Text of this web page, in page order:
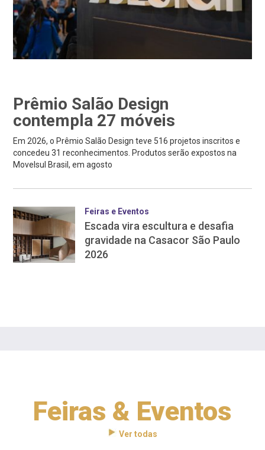
Prêmio Salão Design
contempla 27 móveis
Em 2026, o Prêmio Salão Design teve 516 projetos inscritos e
concedeu 31 reconhecimentos. Produtos serão expostos na
Movelsul Brasil, em agosto
Feiras e Eventos
Escada vira escultura e desafia
gravidade na Casacor São Paulo
2026
Feiras & Eventos
Ver todas